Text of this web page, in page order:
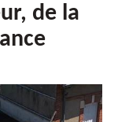
de la